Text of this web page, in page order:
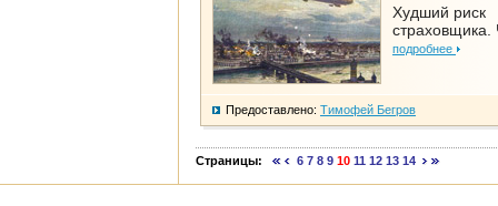
Худший риск
страховщика.
подробнее
Предоставлено: Тимофей Бегров
Страницы: 6 7 8 9 10 11 12 13 14